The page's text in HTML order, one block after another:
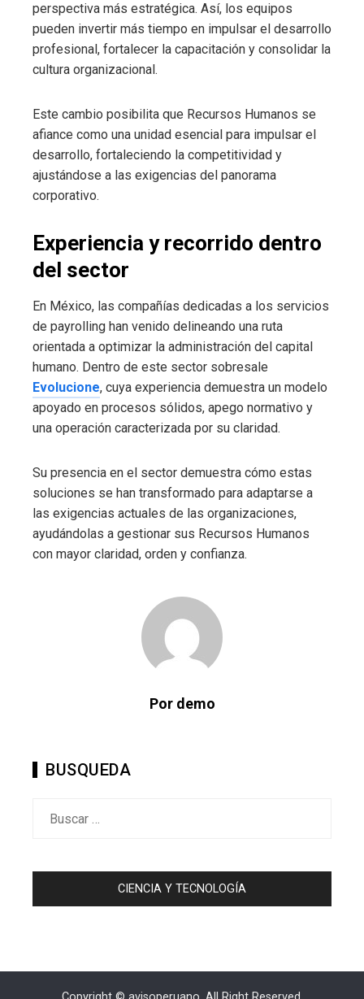
perspectiva más estratégica. Así, los equipos
pueden invertir más tiempo en impulsar el desarrollo
profesional, fortalecer la capacitación y consolidar la
cultura organizacional.
Este cambio posibilita que Recursos Humanos se
afiance como una unidad esencial para impulsar el
desarrollo, fortaleciendo la competitividad y
ajustándose a las exigencias del panorama
corporativo.
Experiencia y recorrido dentro
del sector
En México, las compañías dedicadas a los servicios
de payrolling han venido delineando una ruta
orientada a optimizar la administración del capital
humano. Dentro de este sector sobresale
Evolucione, cuya experiencia demuestra un modelo
apoyado en procesos sólidos, apego normativo y
una operación caracterizada por su claridad.
Su presencia en el sector demuestra cómo estas
soluciones se han transformado para adaptarse a
las exigencias actuales de las organizaciones,
ayudándolas a gestionar sus Recursos Humanos
con mayor claridad, orden y confianza.
Por demo
BUSQUEDA
CIENCIA Y TECNOLOGÍA